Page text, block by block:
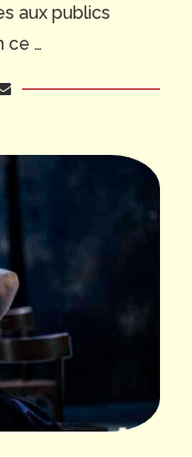
aux publics
ce …